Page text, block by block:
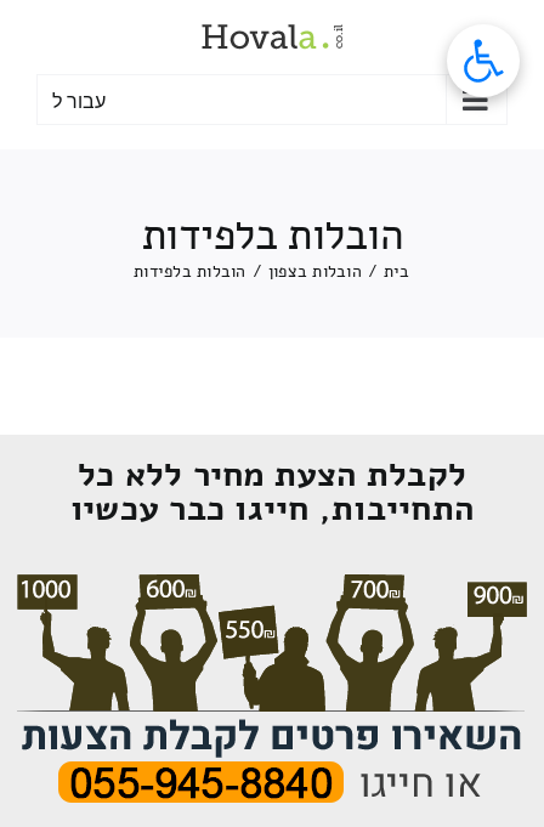
עבור ל
הובלות בלפידות
בית / הובלות בצפון / הובלות בלפידות
לקבלת הצעת מחיר ללא כל
התחייבות, חייגו כבר עכשיו